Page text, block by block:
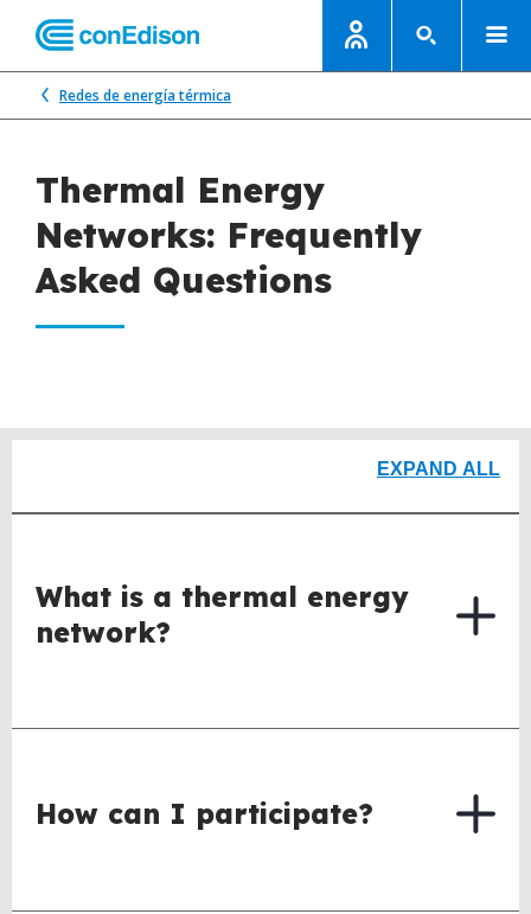
Redes de energía térmica
Thermal Energy
Networks: Frequently
Asked Questions
EXPAND ALL
What is a thermal energy
network?
How can I participate?